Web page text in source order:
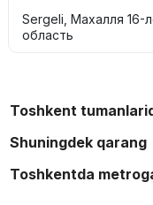
Sergeli, Махалля 16-
область
Toshkent
Shuningdek qarang
Toshkentda